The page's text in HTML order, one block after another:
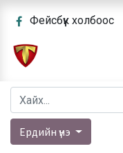
Фейсбүүк холбоос
Ердийн үнэ